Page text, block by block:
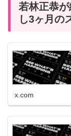
若林正恭
し3ヶ月の
x.com